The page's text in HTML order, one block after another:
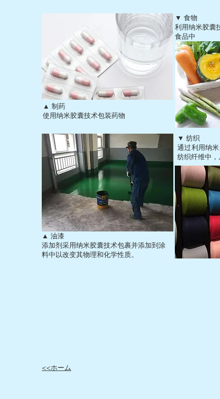
▲ 制药
使用纳米胶囊技术包装药物
▼ 食物
利用纳米胶囊
食品中
▲ 油漆
添加剂采用纳米胶囊技术包裹并添加到涂
料中以改变其物理和化学性质。
▼ 纺织
通过利用纳
纺织纤维中
​<<ホーム